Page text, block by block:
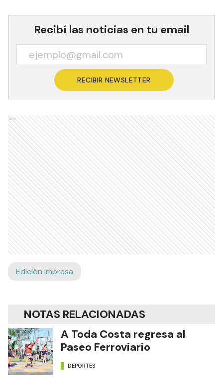
Recibí las noticias en tu email
RECIBIR NEWSLETTER
Ads
Edición Impresa
NOTAS RELACIONADAS
A Toda Costa regresa al
Paseo Ferroviario
DEPORTES